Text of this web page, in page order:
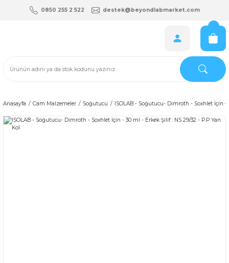
0850 255 2 522 destek@beyondlabmarket.com
Anasayfa Cam Malzemeler Soğutucu ISOLAB - Soğutucu- Dimroth - Soxhlet İçin -